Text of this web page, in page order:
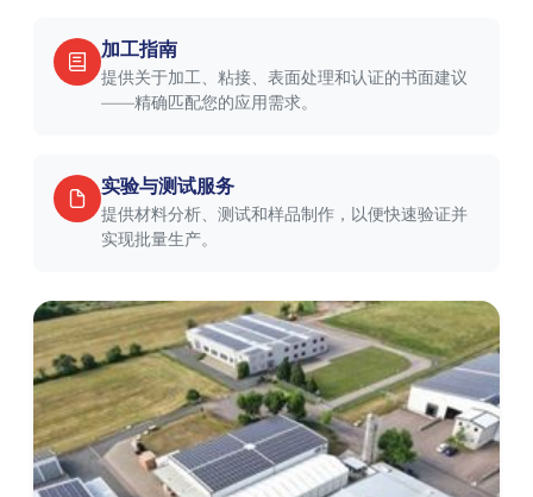
加工指南
提供关于加工、粘接、表面处理和认证的书面建议
——精确匹配您的应用需求。
实验与测试服务
提供材料分析、测试和样品制作，以便快速验证并
实现批量生产。